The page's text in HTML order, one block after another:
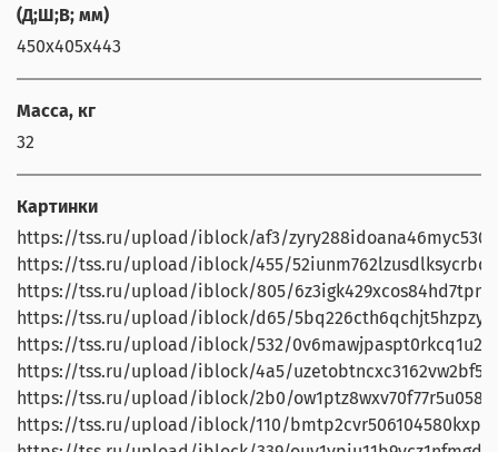
(Д;Ш;В; мм)
450х405х443
Масса, кг
32
Картинки
https://tss.ru/upload/iblock/af3/
https://tss.ru/upload/iblock/455/
https://tss.ru/upload/iblock/805/
https://tss.ru/upload/iblock/d65/
https://tss.ru/upload/iblock/532/
https://tss.ru/upload/iblock/4a5/
https://tss.ru/upload/iblock/2b0/
https://tss.ru/upload/iblock/110/